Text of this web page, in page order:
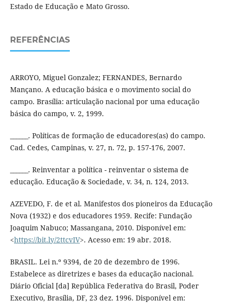
Estado de Educação e Mato Grosso.
REFERÊNCIAS
ARROYO, Miguel Gonzalez; FERNANDES, Bernardo
Mançano. A educação básica e o movimento social do
campo. Brasília: articulação nacional por uma educação
básica do campo, v. 2, 1999.
______. Políticas de formação de educadores(as) do campo.
Cad. Cedes, Campinas, v. 27, n. 72, p. 157-176, 2007.
______. Reinventar a política - reinventar o sistema de
educação. Educação & Sociedade, v. 34, n. 124, 2013.
AZEVEDO, F. de et al. Manifestos dos pioneiros da Educação
Nova (1932) e dos educadores 1959. Recife: Fundação
Joaquim Nabuco; Massangana, 2010. Disponível em:
<https://bit.ly/2ttcvIV>. Acesso em: 19 abr. 2018.
BRASIL. Lei n.º 9394, de 20 de dezembro de 1996.
Estabelece as diretrizes e bases da educação nacional.
Diário Oficial [da] República Federativa do Brasil, Poder
Executivo, Brasília, DF, 23 dez. 1996. Disponível em: